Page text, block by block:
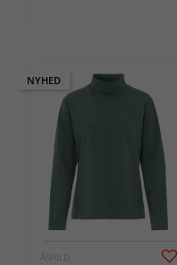
NYHED
ÅSHILD